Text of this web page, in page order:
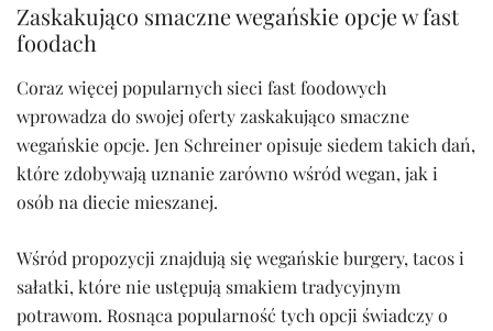
Zaskakująco smaczne wegańskie opcje w fast
foodach
Coraz więcej popularnych sieci fast foodowych
wprowadza do swojej oferty zaskakująco smaczne
wegańskie opcje. Jen Schreiner opisuje siedem takich dań,
które zdobywają uznanie zarówno wśród wegan, jak i
osób na diecie mieszanej.
Wśród propozycji znajdują się wegańskie burgery, tacos i
sałatki, które nie ustępują smakiem tradycyjnym
potrawom. Rosnąca popularność tych opcji świadczy o